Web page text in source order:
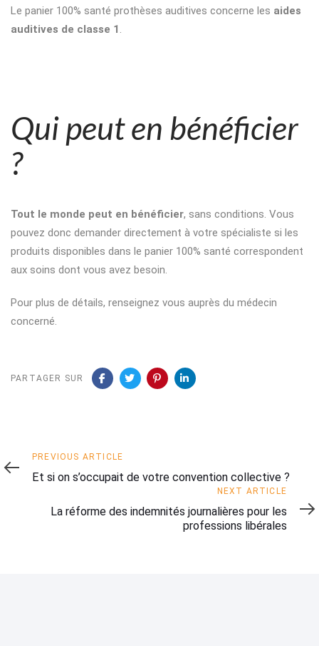
Le panier 100% santé prothèses auditives concerne les aides
auditives de classe 1 .
Qui peut en bénéficier
?
Tout le monde peut en bénéficier, sans conditions. Vous
pouvez donc demander directement à votre spécialiste si les
produits disponibles dans le panier 100% santé correspondent
aux soins dont vous avez besoin.
Pour plus de détails, renseignez vous auprès du médecin
concerné.
PARTAGER SUR
Previous
Article
PREVIOUS ARTICLE
Et si on s’occupait de votre convention collective ?
NEXT ARTICLE
La réforme des indemnités journalières pour les
professions libérales